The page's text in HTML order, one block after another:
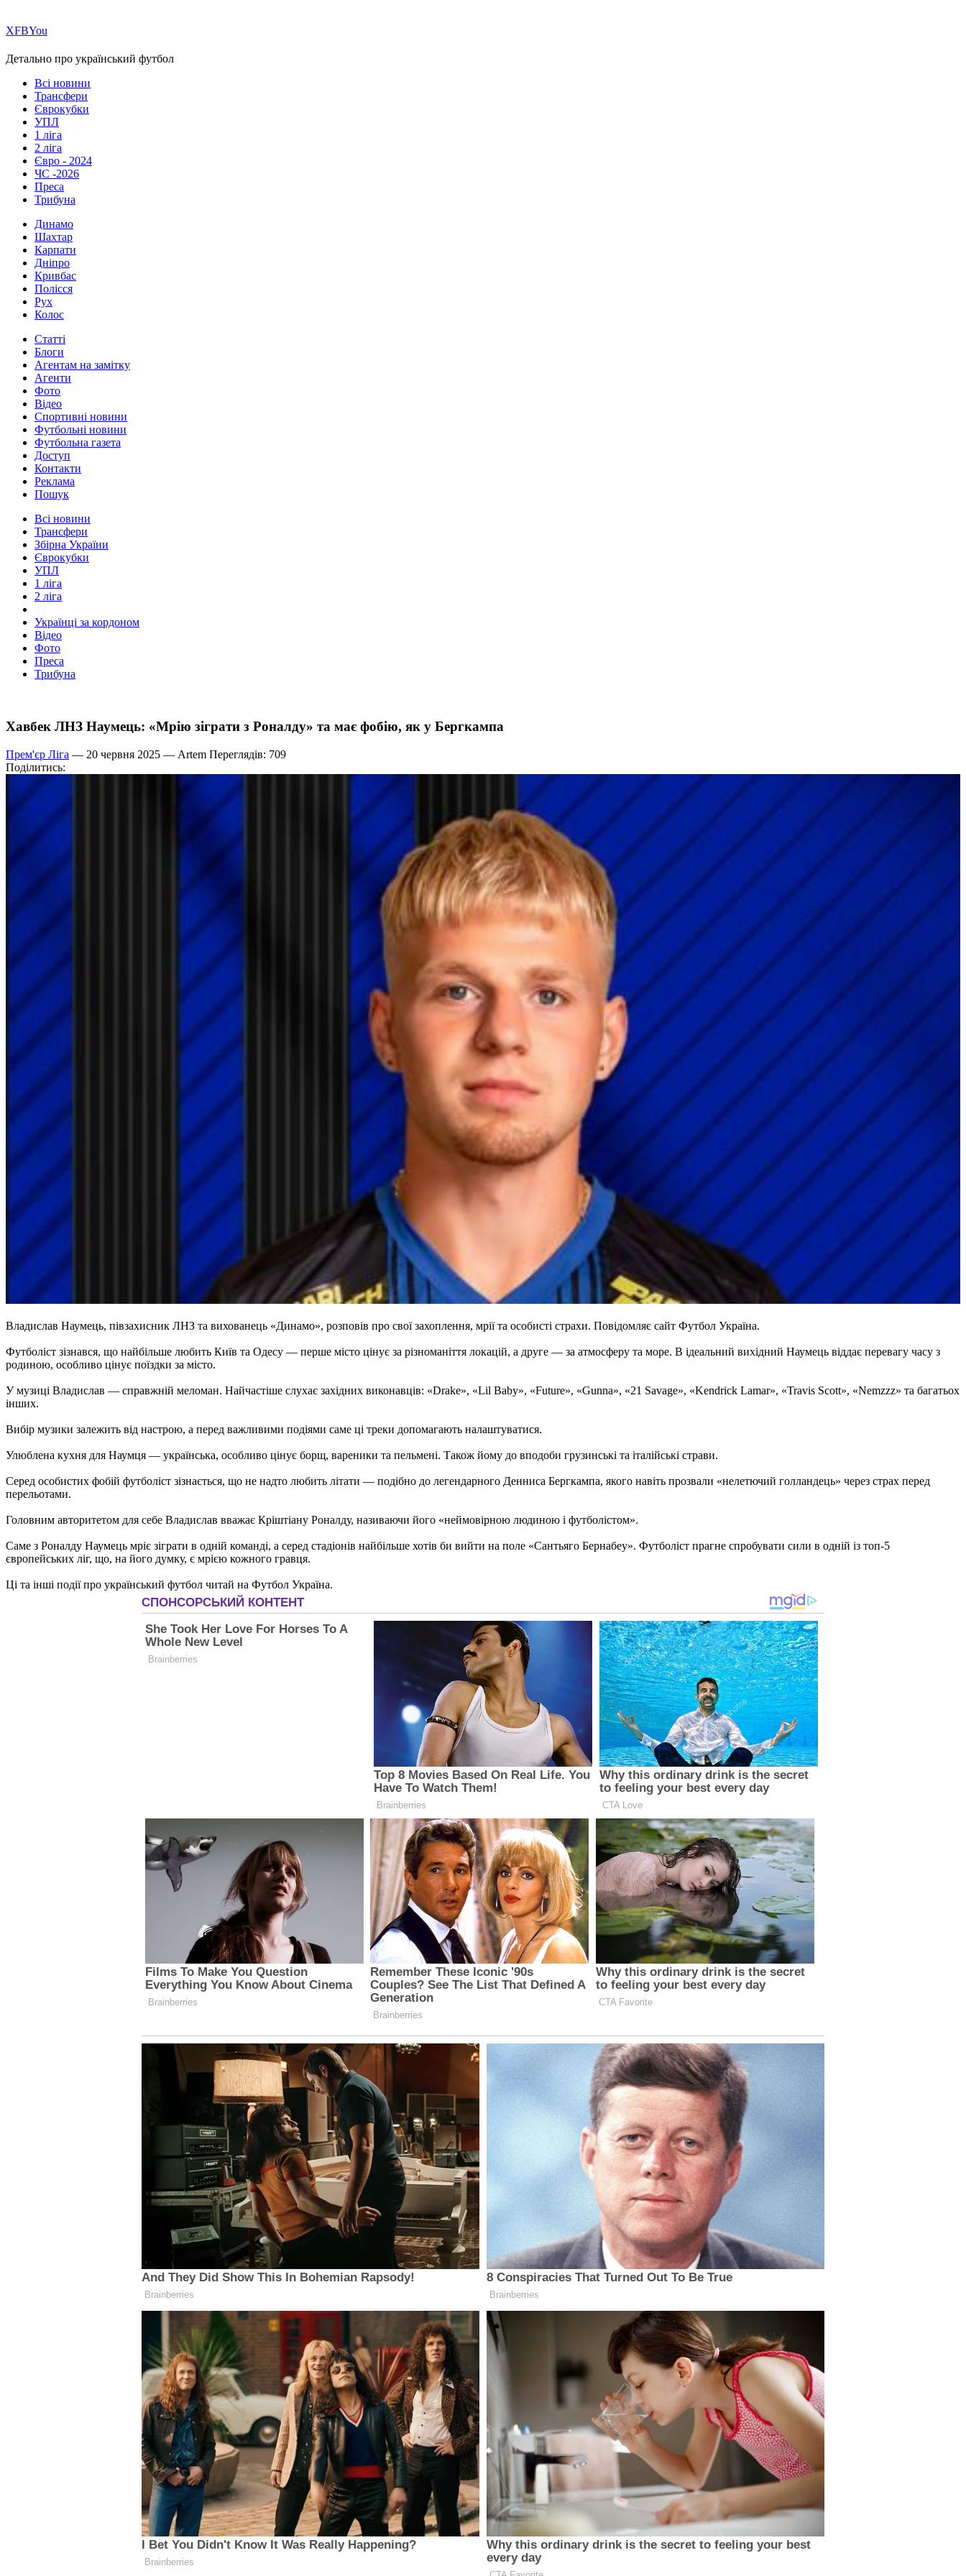
ХFBYou
Детально про український футбол
Всі новини
Трансфери
Єврокубки
УПЛ
1 ліга
2 ліга
Євро - 2024
ЧС -2026
Преса
Трибуна
Динамо
Шахтар
Карпати
Дніпро
Кривбас
Полісся
Рух
Колос
Статті
Блоги
Агентам на замітку
Агенти
Фото
Відео
Спортивні новини
Футбольні новини
Футбольна газета
Доступ
Контакти
Реклама
Пошук
Всі новини
Трансфери
Збірна України
Єврокубки
УПЛ
1 ліга
2 ліга
Українці за кордоном
Відео
Фото
Преса
Трибуна
Хавбек ЛНЗ Наумець: «Мрію зіграти з Роналду» та має фобію, як у Бергкампа
Прем'єр Ліга — 20 червня 2025 — Artem Переглядів: 709
Поділитись:
Владислав Наумець, півзахисник ЛНЗ та вихованець «Динамо», розповів про свої захоплення, мрії та особисті страхи. Повідомляє сайт Футбол Україна.
Футболіст зізнався, що найбільше любить Київ та Одесу — перше місто цінує за різноманіття локацій, а друге — за атмосферу та море. В ідеальний вихідний Наумець віддає перевагу часу з
родиною, особливо цінує поїздки за місто.
У музиці Владислав — справжній меломан. Найчастіше слухає західних виконавців: «Drake», «Lil Baby», «Future», «Gunna», «21 Savage», «Kendrick Lamar», «Travis Scott», «Nemzzz» та багатьох
інших.
Вибір музики залежить від настрою, а перед важливими подіями саме ці треки допомагають налаштуватися.
Улюблена кухня для Наумця — українська, особливо цінує борщ, вареники та пельмені. Також йому до вподоби грузинські та італійські страви.
Серед особистих фобій футболіст зізнається, що не надто любить літати — подібно до легендарного Денниса Бергкампа, якого навіть прозвали «нелетючий голландець» через страх перед
перельотами.
Головним авторитетом для себе Владислав вважає Кріштіану Роналду, називаючи його «неймовірною людиною і футболістом».
Саме з Роналду Наумець мріє зіграти в одній команді, а серед стадіонів найбільше хотів би вийти на поле «Сантьяго Бернабеу». Футболіст прагне спробувати сили в одній із топ-5
європейських ліг, що, на його думку, є мрією кожного гравця.
Ці та інші події про український футбол читай на Футбол Україна.